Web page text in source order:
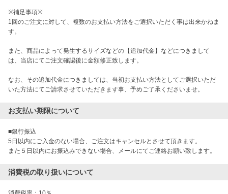
※補足事項※
1回のご注文に対して、複数のお支払い方法をご選択いただく事は出来かねま
す。
また、商品によって発生するサイズなどの【追加代金】などにつきまして
は、当店にてご注文確認後に金額修正致します。
なお、その追加代金につきましては、当初お支払い方法としてご選択いただ
お支払い期限について
■銀行振込
5日以内にご入金のない場合、ご注文はキャンセルとさせて頂きます。
また５日以内にお振込みできない場合、メールにてご連絡お願い致します。
消費税の取り扱いについて